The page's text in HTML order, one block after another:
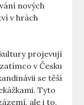
nových
v hrách
projevují
v Česku
se těší
Tyto
ale i to,